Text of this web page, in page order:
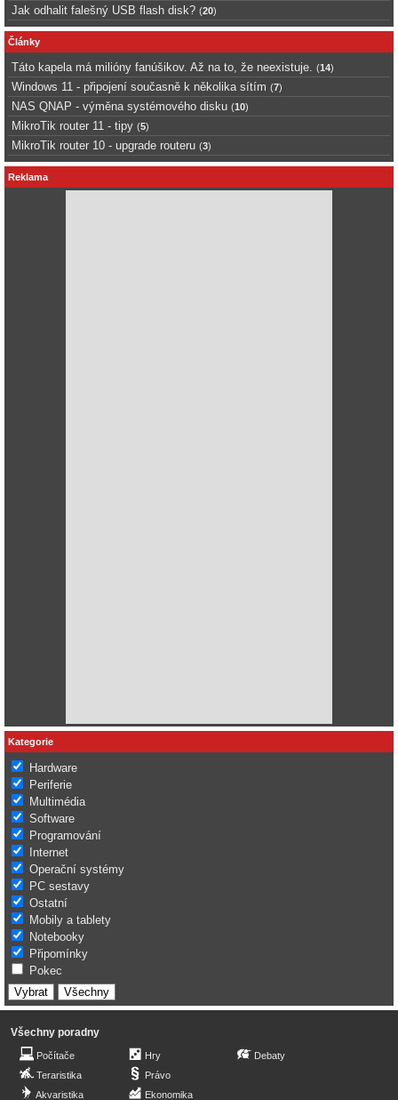
Jak odhalit falešný USB flash disk? (20)
Články
Táto kapela má milióny fanúšikov. Až na to, že neexistuje. (14)
Windows 11 - připojení současně k několika sítím (7)
NAS QNAP - výměna systémového disku (10)
MikroTik router 11 - tipy (5)
MikroTik router 10 - upgrade routeru (3)
Reklama
Kategorie
Hardware
Periferie
Multimédia
Software
Programování
Internet
Operační systémy
PC sestavy
Ostatní
Mobily a tablety
Notebooky
Připomínky
Pokec
Všechny poradny
Počítače
Teraristika
Akvaristika
Hry
Právo
Ekonomika
Debaty